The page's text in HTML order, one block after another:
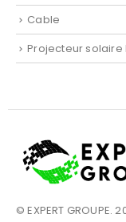
Cable
Projecteur solaire
© EXPERT